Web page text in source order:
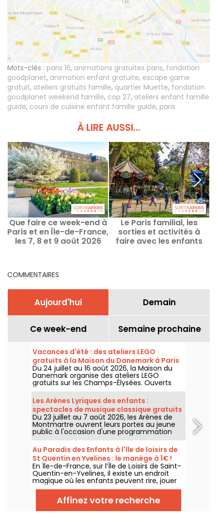
Mots-clés : paris 16, animations gratuites paris, fondation
goodplanet, animation enfant gratuite, escape game
gratuit, ateliers gratuits famille, quartier Muette, fondation
goodplanet weekend famille, cop 27, ateliers enfant famille
guide, cours de cuisine enfant famille guide, paris
À LIRE AUSSI...
Que faire ce week-end à
Paris et en Île-de-France,
les 7, 8 et 9 août 2026
Le Paris familial, les
sorties et activités à
faire avec les enfants
COMMENTAIRES
Aujourd'hui Demain
Ce week-end Semaine prochaine
Vacances d'été : des ateliers LEGO
gratuits à la Maison du Danemark à Paris
Du 24 juillet au 16 août 2026, la Maison du
Danemark organise des ateliers LEGO
gratuits sur les Champs-Élysées. Ouverts
aux enfants, aux familles et aux passionnés
de construction, ces rendez-vous
permettent de découvrir l'univers de la
célèbre marque danoise à travers des
espaces de création en libre accès.
Les Arènes Lyriques des enfants :
spectacles de musique classique gratuits
pour les petits
Du 23 juillet au 7 août 2026, les Arènes de
Montmartre ouvrent leurs portes au jeune
public à l'occasion d'une programmation
spéciale. Bienvenue aux Arènes Lyriques des
enfants, un festival pour faire découvrir la
musique classique aux plus jeunes,
entièrement gratuit.
Au Paradis des Enfants à l'île de loisirs de
St Quentin en Yvelines : le manège à 1€ !
En Île-de-France, sur l’Île de Loisirs de Saint-
Quentin-en-Yvelines, il existe un endroit
magique où les enfants peuvent rire, jouer
et profiter de manèges adaptés à leur âge :
Au Paradis des Enfants. C’est le parc le
moins cher d’Île-de-France, avec un tarif
exceptionnel de 1 € le manège.
Affinez votre recherche